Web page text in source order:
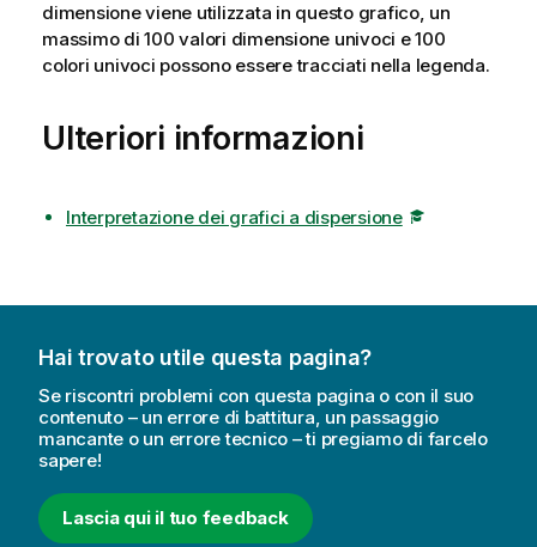
dimensione viene utilizzata in questo grafico, un
massimo di 100 valori dimensione univoci e 100
colori univoci possono essere tracciati nella legenda.
Ulteriori informazioni
Interpretazione dei grafici a dispersione
Hai trovato utile questa pagina?
Se riscontri problemi con questa pagina o con il suo
contenuto – un errore di battitura, un passaggio
mancante o un errore tecnico – ti pregiamo di farcelo
sapere!
Lascia qui il tuo feedback